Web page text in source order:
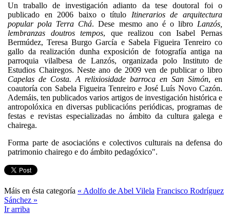
Un traballo de investigación adianto da tese doutoral foi o
publicado en 2006 baixo o título Itinerarios de arquitectura
popular pola Terra Chá. Dese mesmo ano é o libro Lanzós,
lembranzas doutros tempos, que realizou con Isabel Pernas
Bermúdez, Teresa Burgo García e Sabela Figueira Tenreiro co
gallo da realización dunha exposición de fotografía antiga na
parroquia vilalbesa de Lanzós, organizada polo Instituto de
Estudios Chairegos. Neste ano de 2009 ven de publicar o libro
Capelas de Costa. A relixiosidade barroca en San Simón, en
coautoría con Sabela Figueira Tenreiro e José Luís Novo Cazón.
Ademáis, ten publicados varios artigos de investigación histórica e
antropolóxica en diversas publicacións periódicas, programas de
festas e revistas especializadas no ámbito da cultura galega e
chairega.
Forma parte de asociacións e colectivos culturais na defensa do
patrimonio chairego e do ámbito pedagóxico".
Máis en ésta categoría « Adolfo de Abel Vilela Francisco Rodríguez
Sánchez »
Ir arriba